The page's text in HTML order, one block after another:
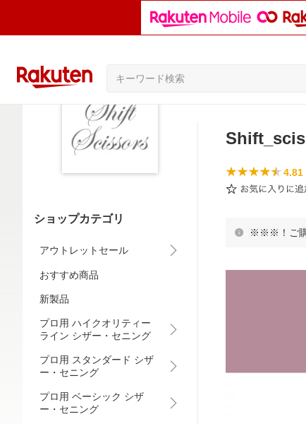
ショップカテゴリ
アウトレットセール
おすすめ商品
新製品
プロ用 ハイクオリティー
ライン シザー・セニング
プロ用 スタンダード シザ
ー・セニング
プロ用 ベーシック シザ
ー・セニング
4.81
※※※！ご購